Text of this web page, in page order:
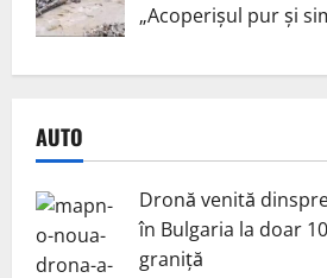
„Acoperișul pur și
AUTO
Dronă venită
în Bulgaria la doar
graniță